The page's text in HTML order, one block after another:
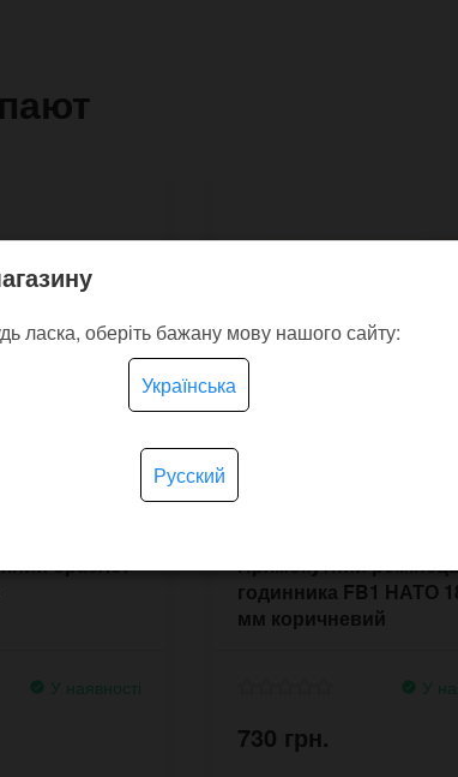
браслет
У наявності
Прямокутний
годинника FB1 НАТО
мм коричневий
У
730 грн.
ласка, оберіть бажану мову нашого сайту:
Українська
Русский